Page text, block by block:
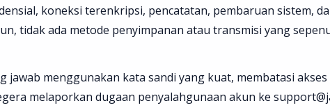
koneksi terenkripsi, pencatatan, pembaruan sistem,
tidak ada metode penyimpanan atau transmisi yang
jawab menggunakan kata sandi yang kuat, membatasi
melaporkan dugaan penyalahgunaan akun ke